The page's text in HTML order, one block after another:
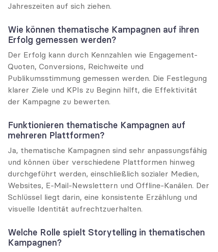
Jahreszeiten auf sich ziehen.
Wie können thematische Kampagnen auf ihren
Erfolg gemessen werden?
Der Erfolg kann durch Kennzahlen wie Engagement-
Quoten, Conversions, Reichweite und
Publikumsstimmung gemessen werden. Die Festlegung
klarer Ziele und KPIs zu Beginn hilft, die Effektivität
der Kampagne zu bewerten.
Funktionieren thematische Kampagnen auf
mehreren Plattformen?
Ja, thematische Kampagnen sind sehr anpassungsfähig
und können über verschiedene Plattformen hinweg
durchgeführt werden, einschließlich sozialer Medien,
Websites, E-Mail-Newslettern und Offline-Kanälen. Der
Schlüssel liegt darin, eine konsistente Erzählung und
visuelle Identität aufrechtzuerhalten.
Welche Rolle spielt Storytelling in thematischen
Kampagnen?